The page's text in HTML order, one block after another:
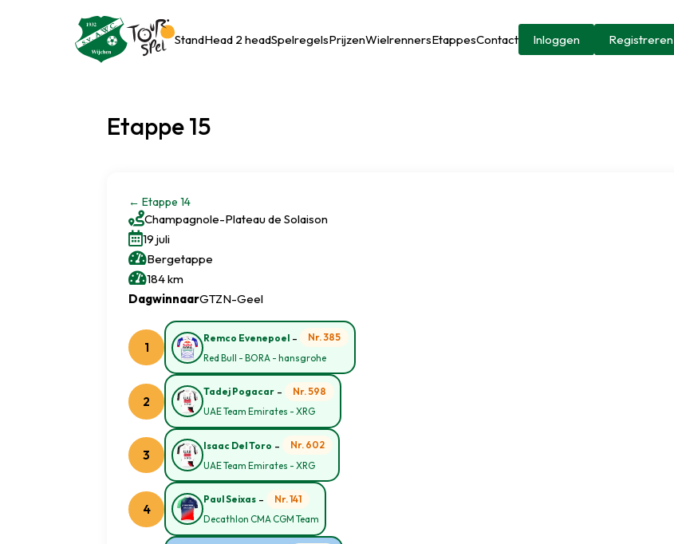
StandHead 2 headSpelregelsPrijzenWielrennersEtappesContact Inloggen Registreren
Etappe 15
←Etappe 14
Champagnole-Plateau de Solaison
19 juli
Bergetappe
184 km
DagwinnaarGTZN-Geel
1
Remco Evenepoel -
Nr. 385
Red Bull - BORA - hansgrohe
2
Tadej Pogacar -
Nr. 598
UAE Team Emirates - XRG
3
Isaac Del Toro -
Nr. 602
UAE Team Emirates - XRG
4
Paul Seixas -
Nr. 141
Decathlon CMA CGM Team